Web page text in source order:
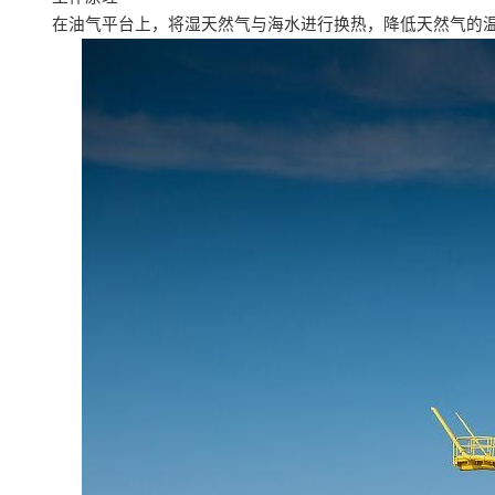
在油气平台上，将湿天然气与海水进行换热，降低天然气的